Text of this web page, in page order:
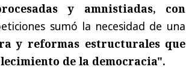
y amnistiadas, con
sumó la necesidad de una
y reformas estructurales que
de la democracia".